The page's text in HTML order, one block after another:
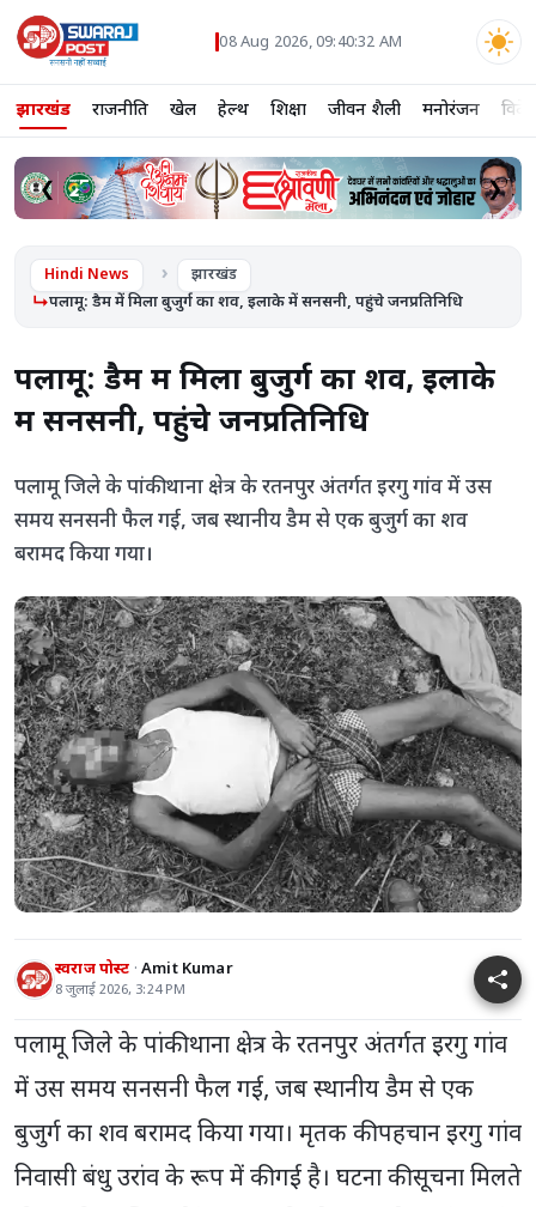
08 Aug 2026, 09:40:32 AM
झारखंड राजनीति खेल हेल्थ शिक्षा जीवन शैली मनोरंजन
❮ ❯
Hindi News झारखंड
पलामू: डैम में मिला बुजुर्ग का शव, इलाके में सनसनी, पहुंचे जनप्रतिनिधि
पलामू: डैम में मिला बुजुर्ग का शव, इलाके
में सनसनी, पहुंचे जनप्रतिनिधि
पलामू जिले के पांकी थाना क्षेत्र के रतनपुर अंतर्गत इरगु गांव में उस
समय सनसनी फैल गई, जब स्थानीय डैम से एक बुजुर्ग का शव
बरामद किया गया।
स्वराज पोस्ट Amit Kumar
8 जुलाई 2026, 3:24 PM
पलामू जिले के पांकी थाना क्षेत्र के रतनपुर अंतर्गत इरगु गांव
में उस समय सनसनी फैल गई, जब स्थानीय डैम से एक
बुजुर्ग का शव बरामद किया गया। मृतक की पहचान इरगु गांव
निवासी बंधु उरांव के रूप में की गई है। घटना की सूचना मिलते